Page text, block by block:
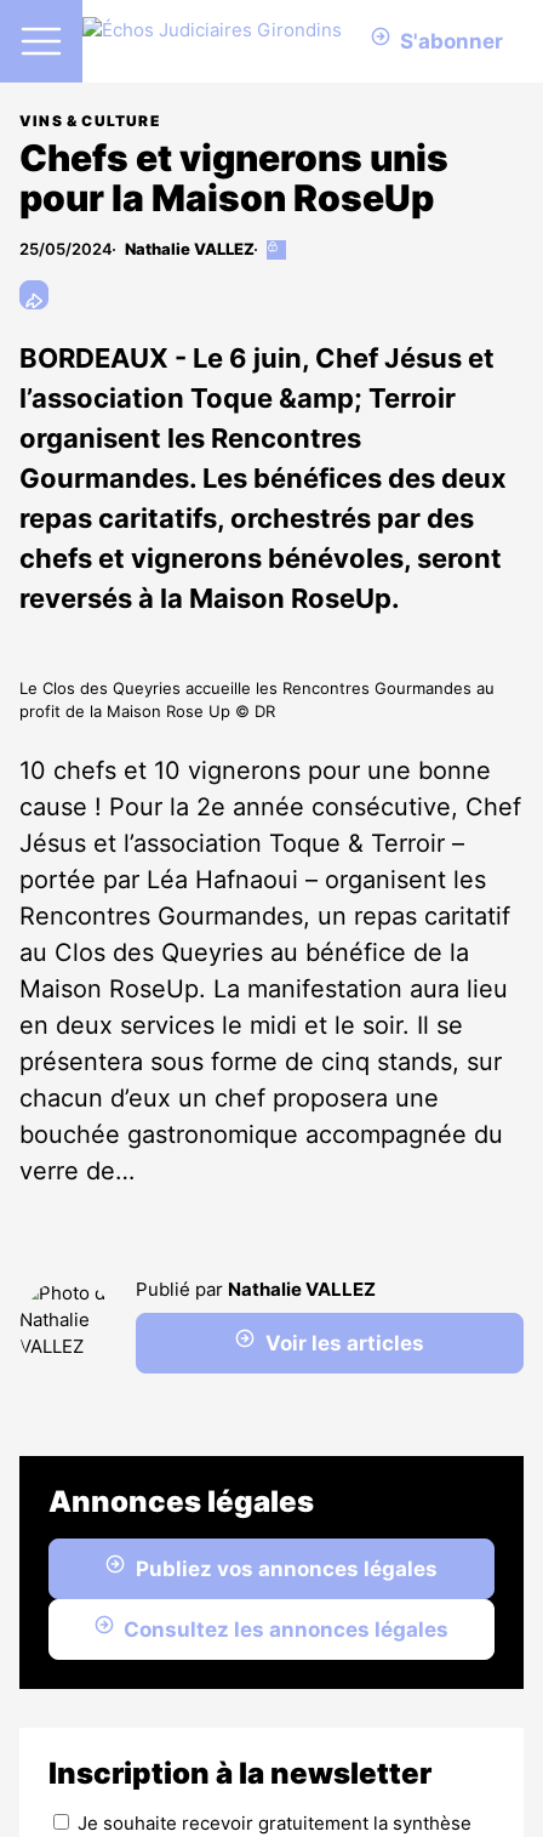
S'abonner
VINS & CULTURE
Chefs et vignerons unis
pour la Maison RoseUp
25/05/2024 Nathalie VALLEZ
Cet
aux
abonnés
BORDEAUX - Le 6 juin, Chef Jésus et
l’association Toque &amp; Terroir
organisent les Rencontres
Gourmandes. Les bénéfices des deux
repas caritatifs, orchestrés par des
chefs et vignerons bénévoles, seront
reversés à la Maison RoseUp.
Le Clos des Queyries accueille les Rencontres Gourmandes au
profit de la Maison Rose Up © DR
10 chefs et 10 vignerons pour une bonne
cause ! Pour la 2e année consécutive, Chef
Jésus et l’association Toque & Terroir –
portée par Léa Hafnaoui – organisent les
Rencontres Gourmandes, un repas caritatif
au Clos des Queyries au bénéfice de la
Maison RoseUp. La manifestation aura lieu
en deux services le midi et le soir. Il se
présentera sous forme de cinq stands, sur
chacun d’eux un chef proposera une
bouchée gastronomique accompagnée du
verre de…
Publié par Nathalie VALLEZ
Voir les articles
Annonces légales
Publiez vos annonces légales
Consultez les annonces légales
Inscription à la newsletter
Je souhaite recevoir gratuitement la synthèse